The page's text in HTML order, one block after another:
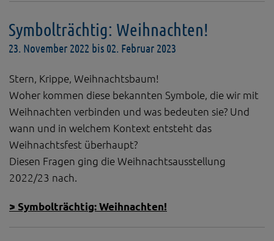
Symbolträchtig: Weihnachten!
23. November 2022 bis 02. Februar 2023
Stern, Krippe, Weihnachtsbaum!
Woher kommen diese bekannten Symbole, die wir mit
Weihnachten verbinden und was bedeuten sie? Und
wann und in welchem Kontext entsteht das
Weihnachtsfest überhaupt?
Diesen Fragen ging die Weihnachtsausstellung
2022/23 nach.
> Symbolträchtig: Weihnachten!